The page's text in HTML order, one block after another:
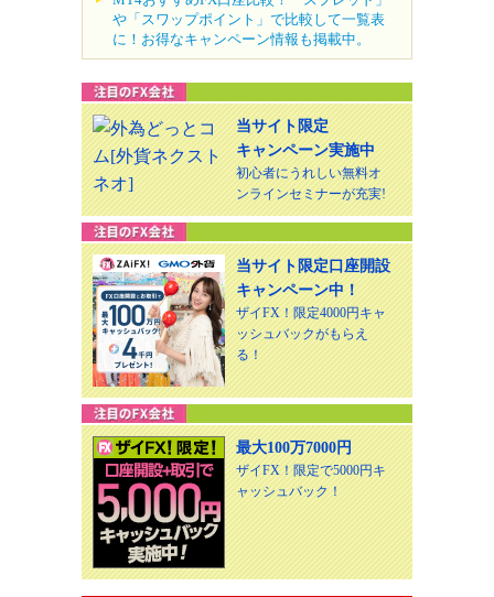
や「スワップポイント」で比較して一覧表
に！お得なキャンペーン情報も掲載中。
当サイト限定
キャンペーン実施中
初心者にうれしい無料オ
ンラインセミナーが充実!
当サイト限定口座開設
キャンペーン中！
ザイFX！限定4000円キャ
ッシュバックがもらえ
る！
最大100万7000円
ザイFX！限定で5000円キ
ャッシュバック！